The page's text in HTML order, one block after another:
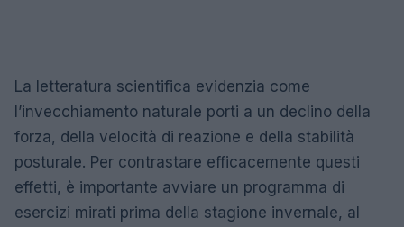
La letteratura scientifica evidenzia come
l’invecchiamento naturale porti a un declino della
forza, della velocità di reazione e della stabilità
posturale. Per contrastare efficacemente questi
effetti, è importante avviare un programma di
esercizi mirati prima della stagione invernale, al